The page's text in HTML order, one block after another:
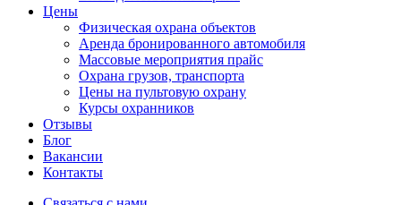
Цены
Физическая охрана объектов
Аренда бронированного автомобиля
Массовые мероприятия прайс
Охрана грузов, транспорта
Цены на пультовую охрану
Курсы охранников
Отзывы
Блог
Вакансии
Контакты